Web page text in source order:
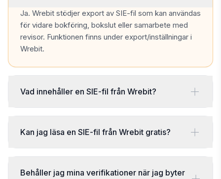
Ja. Wrebit stödjer export av SIE-fil som kan användas
för vidare bokföring, bokslut eller samarbete med
revisor. Funktionen finns under export/inställningar i
Wrebit.
Vad innehåller en SIE-fil från Wrebit?
Kan jag läsa en SIE-fil från Wrebit gratis?
Behåller jag mina verifikationer när jag byter